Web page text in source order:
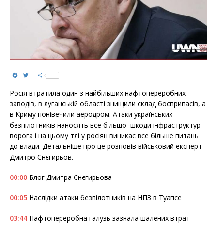
e
b
o
o
k
t
t
e
r
S
h
r
e
Росія втратила один з найбільших нафтопереробних
заводів, в луганській області знищили склад боєприпасів, а
в Криму понівечили аеродром. Атаки українських
безпілотників наносять все більшої шкоди інфраструктурі
ворога і на цьому тлі у росіян виникає все більше питань
до влади. Детальніше про це розповів військовий експерт
Дмитро Снєгирьов.
00:00 Блог Дмитра Снєгирьова
00:05 Наслідки атаки безпілотників на НПЗ в Туапсе
03:44 Нафтопереробна галузь зазнала шалених втрат